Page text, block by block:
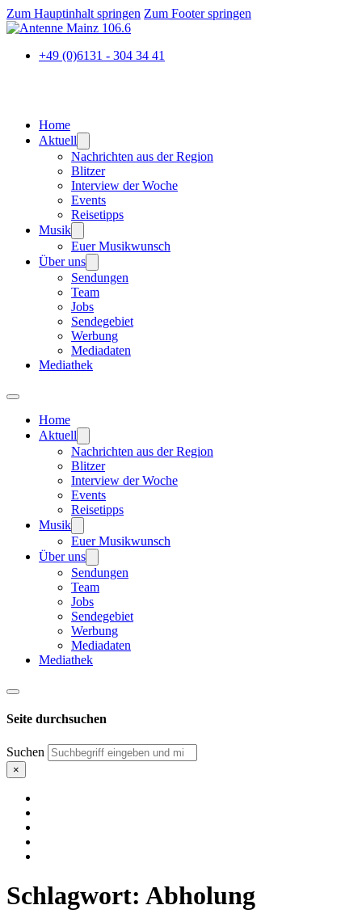
Zum Hauptinhalt springen Zum Footer springen
+49 (0)6131 - 304 34 41
Home
Aktuell
Nachrichten aus der Region
Blitzer
Interview der Woche
Events
Reisetipps
Musik
Euer Musikwunsch
Über uns
Sendungen
Team
Jobs
Sendegebiet
Werbung
Mediadaten
Mediathek
Home
Aktuell
Nachrichten aus der Region
Blitzer
Interview der Woche
Events
Reisetipps
Musik
Euer Musikwunsch
Über uns
Sendungen
Team
Jobs
Sendegebiet
Werbung
Mediadaten
Mediathek
Seite durchsuchen
Suchen
×
Schlagwort: Abholung